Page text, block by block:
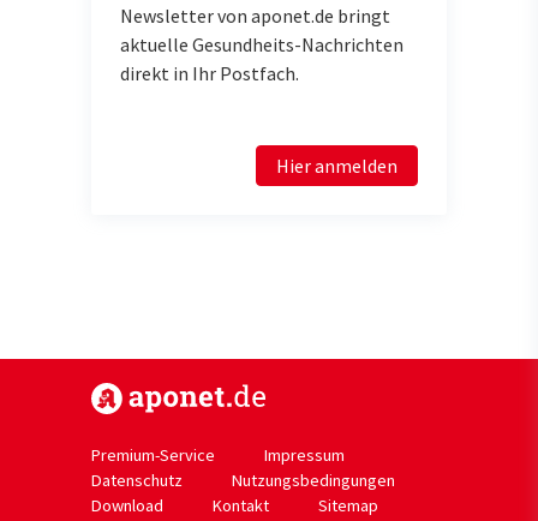
Newsletter von aponet.de bringt
aktuelle Gesundheits-Nachrichten
direkt in Ihr Postfach.
Hier anmelden
Premium-Service
Impressum
Datenschutz
Nutzungsbedingungen
Download
Kontakt Sitemap